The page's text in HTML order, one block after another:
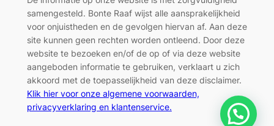
samengesteld. Bonte Raaf wijst alle aansprakelijkheid
voor onjuistheden en de gevolgen hiervan af. Aan deze
site kunnen geen rechten worden ontleend. Door deze
website te bezoeken en/of de op of via deze website
aangeboden informatie te gebruiken, verklaart u zich
akkoord met de toepasselijkheid van deze disclaimer.
Klik hier voor onze algemene voorwaarden,
privacyverklaring en klantenservice.